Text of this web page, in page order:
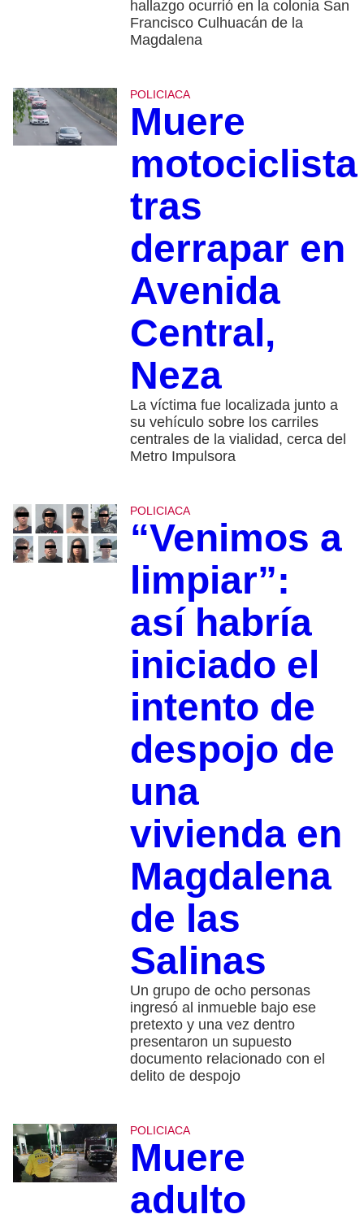
hallazgo ocurrió en la colonia San
Francisco Culhuacán de la
Magdalena
POLICIACA
Muere
motociclista
tras
derrapar en
Avenida
Central,
Neza
La víctima fue localizada junto a
su vehículo sobre los carriles
centrales de la vialidad, cerca del
Metro Impulsora
POLICIACA
“Venimos a
limpiar”:
así habría
iniciado el
intento de
despojo de
una
vivienda en
Magdalena
de las
Salinas
Un grupo de ocho personas
ingresó al inmueble bajo ese
pretexto y una vez dentro
presentaron un supuesto
documento relacionado con el
delito de despojo
POLICIACA
Muere
adulto